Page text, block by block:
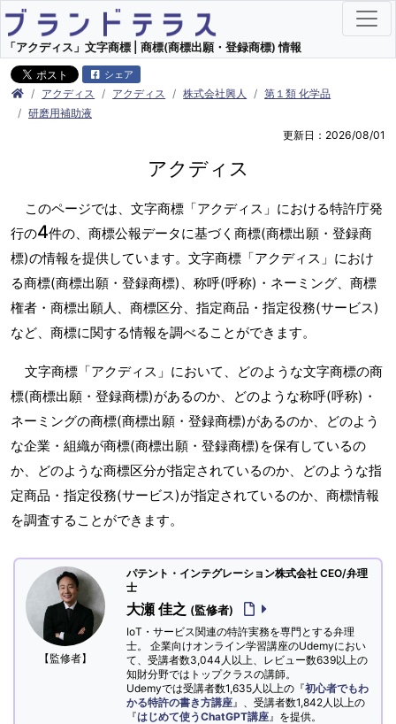
「アクディス」文字商標 | 商標(商標出願・登録商標) 情報
シェア
アクディス アクディス 株式会社興人
第１類 化学品
研磨用補助液
更新日：2026/08/01
アクディス
このページでは、文字商標「アクディス」における特許庁発
行の4件の、商標公報データに基づく商標(商標出願・登録商
標)の情報を提供しています。文字商標「アクディス」におけ
る商標(商標出願・登録商標)、称呼(呼称)・ネーミング、商標
権者・商標出願人、商標区分、指定商品・指定役務(サービス)
など、商標に関する情報を調べることができます。
文字商標「アクディス」において、どのような文字商標の商
標(商標出願・登録商標)があるのか、どのような称呼(呼称)・
ネーミングの商標(商標出願・登録商標)があるのか、どのよう
な企業・組織が商標(商標出願・登録商標)を保有しているの
か、どのような商標区分が指定されているのか、どのような指
定商品・指定役務(サービス)が指定されているのか、商標情報
を調査することができます。
【監修者】
パテント・インテグレーション株式会社 CEO/弁理
士
大瀬 佳之 (監修者)
IoT・サービス関連の特許実務を専門とする弁理
士。 企業向けオンライン学習講座のUdemyにおい
て、受講者数3,044人以上、レビュー数639以上の
知財分野ではトップクラスの講師。
Udemyでは受講者数1,635人以上の『初心者でもわ
かる特許の書き方講座 』、受講者数1,842人以上の
『はじめて使うChatGPT講座 』を提供。